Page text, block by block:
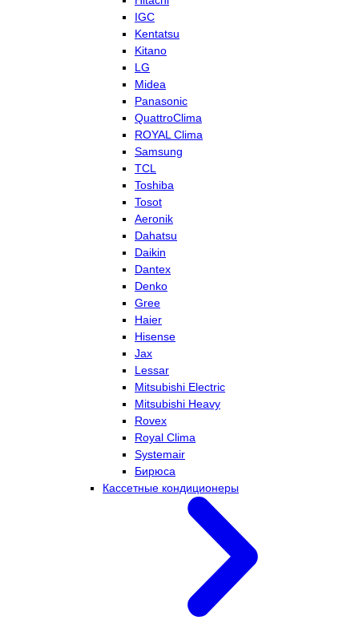
IGC
Kentatsu
Kitano
LG
Midea
Panasonic
QuattroClima
ROYAL Clima
Samsung
TCL
Toshiba
Tosot
Aeronik
Dahatsu
Daikin
Dantex
Denko
Gree
Haier
Hisense
Jax
Lessar
Mitsubishi Electric
Mitsubishi Heavy
Rovex
Royal Clima
Systemair
Бирюса
Кассетные кондиционеры